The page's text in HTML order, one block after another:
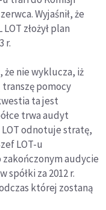
Wyjaśnił, że
złożył plan
r.
że nie wyklucza, iż
pomocy
ta jest
trwa audyt
odnotuje stratę,
LOT-u
zakończonym audycie
za 2012 r.
której zostaną